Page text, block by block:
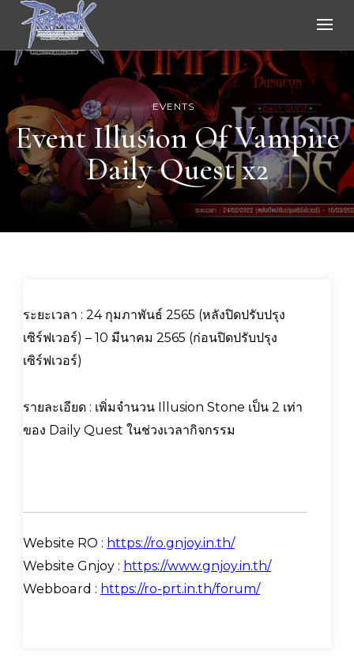
Ragnarok Online
EVENTS
Event Illusion Of Vampire
Daily Quest x2
ระยะเวลา : 24 กุมภาพันธ์ 2565 (หลังปิดปรับปรุง
เซิร์ฟเวอร์) – 10 มีนาคม 2565 (ก่อนปิดปรับปรุง
เซิร์ฟเวอร์)
รายละเอียด : เพิ่มจำนวน Illusion Stone เป็น 2 เท่า
ของ Daily Quest ในช่วงเวลากิจกรรม
Website RO : https://ro.gnjoy.in.th/
Website Gnjoy : https://www.gnjoy.in.th/
Webboard : https://ro-prt.in.th/forum/